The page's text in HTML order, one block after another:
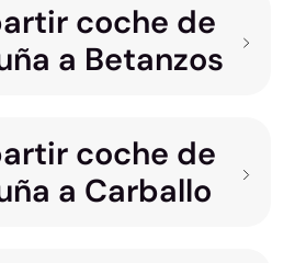
coche de
a Betanzos
coche de
a Carballo